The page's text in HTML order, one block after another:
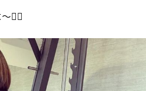
❤️‍🔥